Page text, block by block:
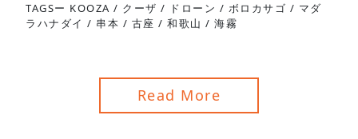
TAGSー KOOZA / クーザ / ドローン / ボロカサゴ / マダ
ラハナダイ / 串本 / 古座 /和歌山 /海霧
Read More